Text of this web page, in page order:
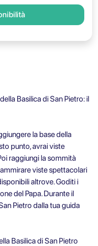
Basilica di San Pietro: il
la base della
punto, avrai viste
raggiungi la sommità
viste spettacolari
altrove. Goditi i
del Papa. Durante il
Pietro dalla tua guida
Basilica di San Pietro